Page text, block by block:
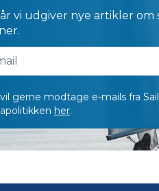
vi udgiver nye artikler om
gerne modtage e-mails fra
her.